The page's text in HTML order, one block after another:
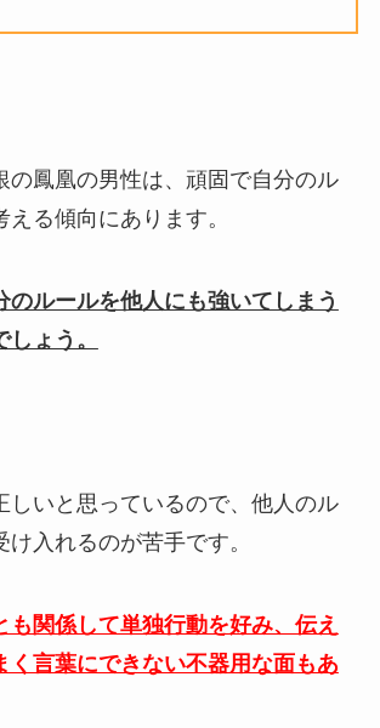
の鳳凰の男性は、頑固で自分のル
る傾向にあります。
のルールを他人にも強いてしまう
ょう。
しいと思っているので、他人のル
入れるのが苦手です。
も関係して単独行動を好み、伝え
く言葉にできない不器用な面もあ